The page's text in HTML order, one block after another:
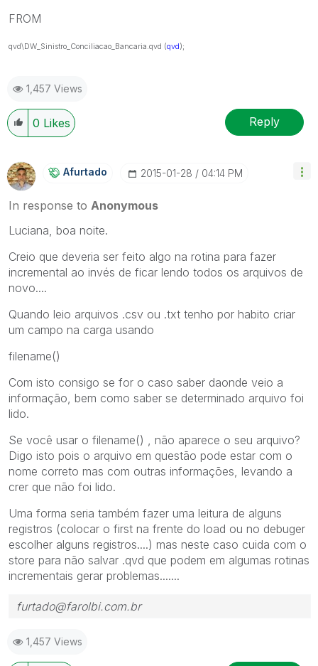
FROM
qvd\DW_Sinistro_Conciliacao_Bancaria.qvd (qvd);
1,457 Views
0 Likes Reply
Afurtado ‎2015-01-28 04:14 PM
In response to Anonymous
Luciana, boa noite.
Creio que deveria ser feito algo na rotina para fazer
incremental ao invés de ficar lendo todos os arquivos de
novo....
Quando leio arquivos .csv ou .txt tenho por habito criar
um campo na carga usando
filename()
Com isto consigo se for o caso saber daonde veio a
informação, bem como saber se determinado arquivo foi
lido.
Se você usar o filename() , não aparece o seu arquivo?
Digo isto pois o arquivo em questão pode estar com o
nome correto mas com outras informações, levando a
crer que não foi lido.
Uma forma seria também fazer uma leitura de alguns
registros (colocar o first na frente do load ou no debuger
escolher alguns registros....) mas neste caso cuida com o
store para não salvar .qvd que podem em algumas rotinas
incrementais gerar problemas.......
furtado@farolbi.com.br
1,457 Views